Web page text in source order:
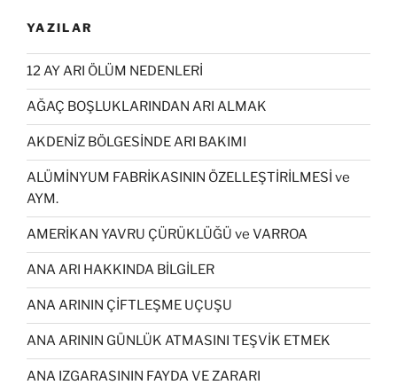
YAZILAR
12 AY ARI ÖLÜM NEDENLERİ
AĞAÇ BOŞLUKLARINDAN ARI ALMAK
AKDENİZ BÖLGESİNDE ARI BAKIMI
ALÜMİNYUM FABRİKASININ ÖZELLEŞTİRİLMESİ ve
AYM.
AMERİKAN YAVRU ÇÜRÜKLÜĞÜ ve VARROA
ANA ARI HAKKINDA BİLGİLER
ANA ARININ ÇİFTLEŞME UÇUŞU
ANA ARININ GÜNLÜK ATMASINI TEŞVİK ETMEK
ANA IZGARASININ FAYDA VE ZARARI